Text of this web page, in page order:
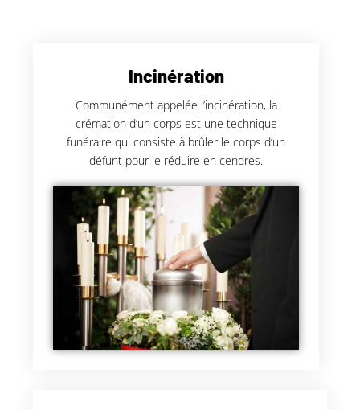
Incinération
Communément appelée l’incinération, la
crémation d’un corps est une technique
funéraire qui consiste à brûler le corps d’un
défunt pour le réduire en cendres.